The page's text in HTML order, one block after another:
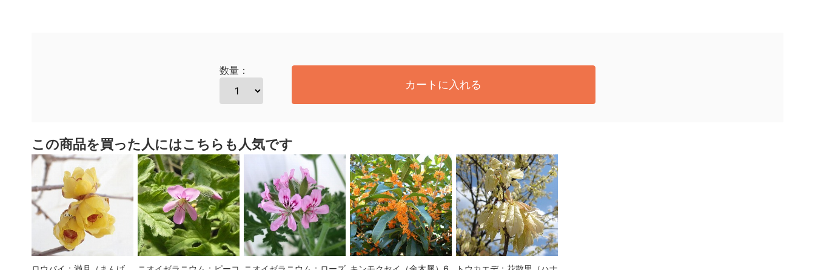
数量：
カートに入れる
この商品を買った人にはこちらも人気です